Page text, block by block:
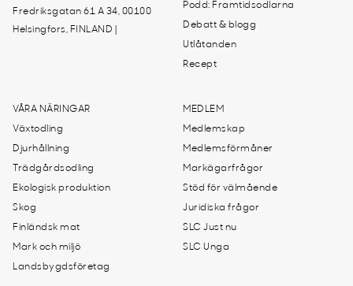
Fredriksgatan 61 A 34, 00100
Helsingfors, FINLAND |
Podd: Framtidsodlarna
Debatt & blogg
Utlåtanden
Recept
VÅRA NÄRINGAR
Växtodling
Djurhållning
Trädgårdsodling
Ekologisk produktion
Skog
Finländsk mat
Mark och miljö
Landsbygdsföretag
MEDLEM
Medlemskap
Medlemsförmåner
Markägarfrågor
Stöd för välmående
Juridiska frågor
SLC Just nu
SLC Unga